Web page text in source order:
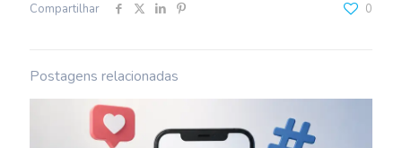
Compartilhar 0
Postagens relacionadas